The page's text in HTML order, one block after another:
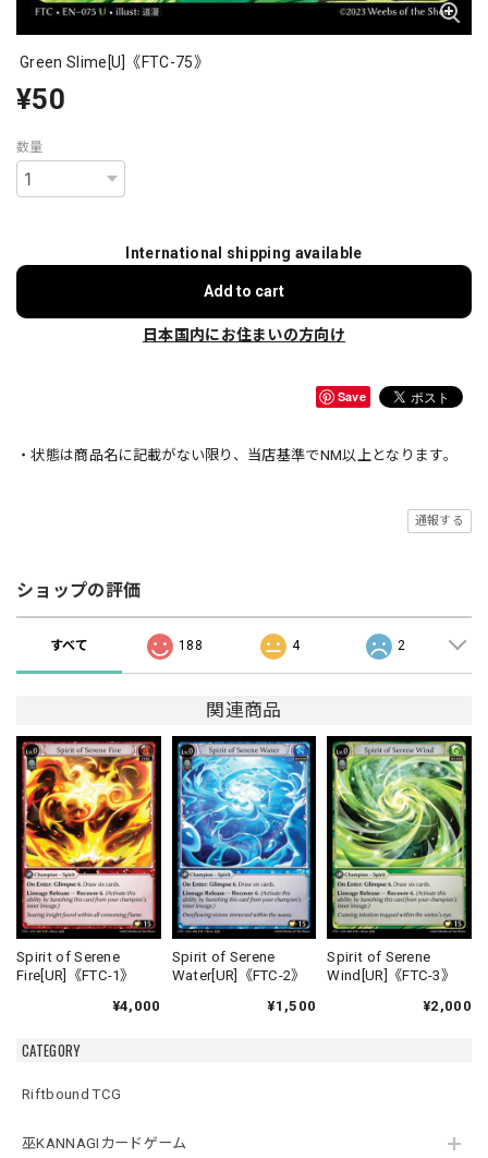
CATEGORY
Riftbound TCG
巫KANNAGIカードゲーム
Green Slime[U]《FTC-75》
¥50
数量
International shipping available
Add to cart
日本国内にお住まいの方向け
Save
・状態は商品名に記載がない限り、当店基準でNM以上となります。
通報する
ショップの評価
すべて 188 4 2
関連商品
Spirit of Serene
Fire[UR]《FTC-1》
¥4,000
Spirit of Serene
Water[UR]《FTC-2》
¥1,500
Spirit of Serene
Wind[UR]《FTC-3》
¥2,000